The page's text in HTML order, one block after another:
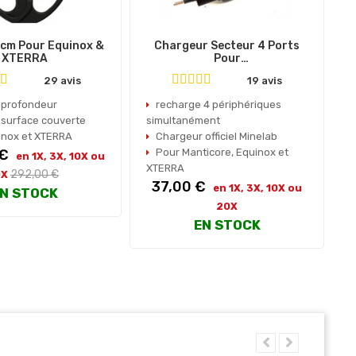
Pour Equinox &
XTERRA
29 avis
profondeur
surface couverte
et XTERRA
en 1X, 3X, 10X ou
Prix
habituel
292,00 €
STOCK
Chargeur Secteur 4 Ports
Pour
Equinox/XTERRA/Manticore
19 avis
recharge 4 périphériques
simultanément
Chargeur officiel Minelab
Pour Manticore, Equinox et
XTERRA
Prix
37,00 €
en 1X, 3X, 10X ou
20X
EN STOCK